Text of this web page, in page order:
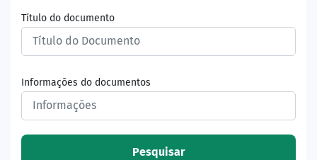
Título do documento
Informações do documentos
Pesquisar